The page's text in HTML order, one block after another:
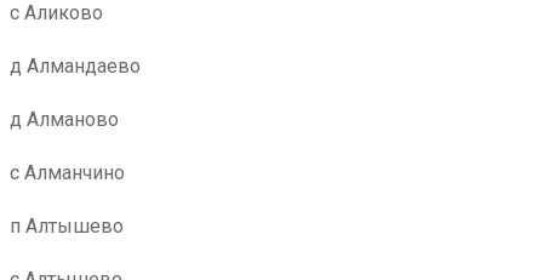
с Аликово
д Алмандаево
д Алманово
с Алманчино
п Алтышево